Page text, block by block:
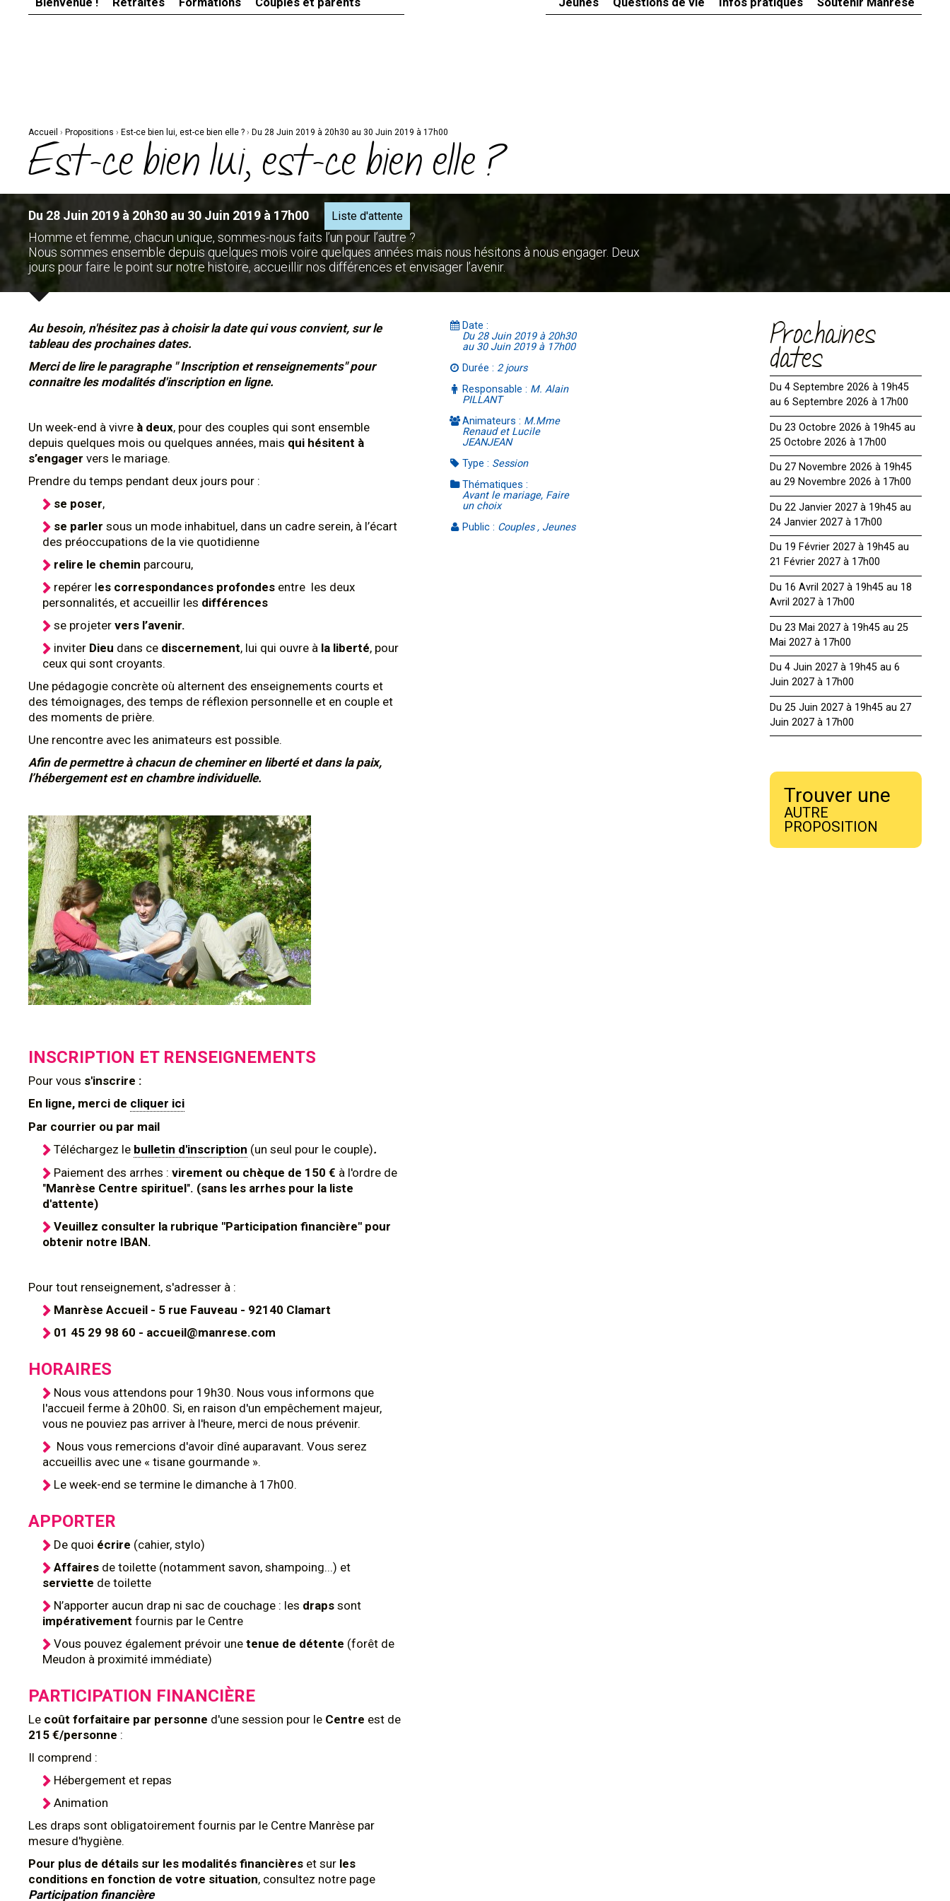
Accueil › Propositions › Est-ce bien lui, est-ce bien elle ? › Du 28 Juin 2019 à 20h30 au 30 Juin 2019 à 17h00
Est-ce bien lui, est-ce bien elle ?
Du 28 Juin 2019 à 20h30 au 30 Juin 2019 à 17h00 Liste d'attente
Homme et femme, chacun unique, sommes-nous faits l’un pour l’autre ?
Nous sommes ensemble depuis quelques mois voire quelques années mais nous hésitons à nous engager. Deux
jours pour faire le point sur notre histoire, accueillir nos différences et envisager l’avenir.
Au besoin, n'hésitez pas à choisir la date qui vous convient, sur le
tableau des prochaines dates.
Merci de lire le paragraphe " Inscription et renseignements" pour
connaitre les modalités d'inscription en ligne.
Un week-end à vivre à deux, pour des couples qui sont ensemble
depuis quelques mois ou quelques années, mais qui hésitent à
s’engager vers le mariage.
Prendre du temps pendant deux jours pour :
se poser,
se parler sous un mode inhabituel, dans un cadre serein, à l’écart
des préoccupations de la vie quotidienne
relire le chemin parcouru,
repérer les correspondances profondes entre les deux
personnalités, et accueillir les différences
se projeter vers l’avenir.
inviter Dieu dans ce discernement, lui qui ouvre à la liberté, pour
ceux qui sont croyants.
Une pédagogie concrète où alternent des enseignements courts et
des témoignages, des temps de réflexion personnelle et en couple et
des moments de prière.
Une rencontre avec les animateurs est possible.
Afin de permettre à chacun de cheminer en liberté et dans la paix,
l’hébergement est en chambre individuelle.
INSCRIPTION ET RENSEIGNEMENTS
Pour vous s'inscrire :
En ligne, merci de cliquer ici
Par courrier ou par mail
Téléchargez le bulletin d'inscription (un seul pour le couple).
Paiement des arrhes : virement ou chèque de 150 € à l'ordre de
"Manrèse Centre spirituel". (sans les arrhes pour la liste
d'attente)
Veuillez consulter la rubrique "Participation financière" pour
obtenir notre IBAN.
Pour tout renseignement, s'adresser à :
Manrèse Accueil - 5 rue Fauveau - 92140 Clamart
01 45 29 98 60 - accueil@manrese.com
HORAIRES
Nous vous attendons pour 19h30. Nous vous informons que
l'accueil ferme à 20h00. Si, en raison d'un empêchement majeur,
vous ne pouviez pas arriver à l'heure, merci de nous prévenir.
Nous vous remercions d'avoir dîné auparavant. Vous serez
accueillis avec une « tisane gourmande ».
Le week-end se termine le dimanche à 17h00.
APPORTER
De quoi écrire (cahier, stylo)
Affaires de toilette (notamment savon, shampoing...) et
serviette de toilette
N’apporter aucun drap ni sac de couchage : les draps sont
impérativement fournis par le Centre
Vous pouvez également prévoir une tenue de détente (forêt de
Meudon à proximité immédiate)
PARTICIPATION FINANCIÈRE
Le coût forfaitaire par personne d'une session pour le Centre est de
215 €/personne :
Il comprend :
Hébergement et repas
Animation
Les draps sont obligatoirement fournis par le Centre Manrèse par
mesure d'hygiène.
Pour plus de détails sur les modalités financières et sur les
conditions en fonction de votre situation, consultez notre page
Participation financière
Date :
Du 28 Juin 2019 à 20h30
au 30 Juin 2019 à 17h00
Durée : 2 jours
Responsable : M. Alain
PILLANT
Animateurs : M.Mme
Renaud et Lucile
JEANJEAN
Type : Session
Thématiques :
Avant le mariage, Faire
un choix
Public : Couples , Jeunes
Prochaines
dates
Du 4 Septembre 2026 à 19h45
au 6 Septembre 2026 à 17h00
Du 23 Octobre 2026 à 19h45 au
25 Octobre 2026 à 17h00
Du 27 Novembre 2026 à 19h45
au 29 Novembre 2026 à 17h00
Du 22 Janvier 2027 à 19h45 au
24 Janvier 2027 à 17h00
Du 19 Février 2027 à 19h45 au
21 Février 2027 à 17h00
Du 16 Avril 2027 à 19h45 au 18
Avril 2027 à 17h00
Du 23 Mai 2027 à 19h45 au 25
Mai 2027 à 17h00
Du 4 Juin 2027 à 19h45 au 6
Juin 2027 à 17h00
Du 25 Juin 2027 à 19h45 au 27
Juin 2027 à 17h00
Trouver une
AUTRE
PROPOSITION